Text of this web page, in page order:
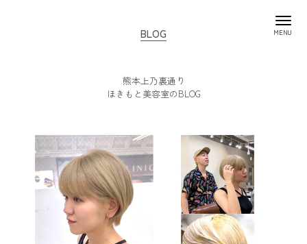
BLOG
熊本上乃裏通り
ほきもと美容室のBLOG